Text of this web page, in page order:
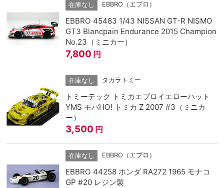
在庫なし EBBRO（エブロ）
EBBRO 45483 1/43 NISSAN GT-R NISMO
GT3 Blancpain Endurance 2015 Champion
No.23（ミニカー）
7,800 円
在庫なし タカラトミー
トミーテック トミカエブロイエローハット
YMS モバHO! トミカ Z 2007 #3（ミニカ
ー）
3,500 円
在庫なし EBBRO（エブロ）
EBBRO 44258 ホンダ RA272 1965 モナコ
GP #20 レジン製